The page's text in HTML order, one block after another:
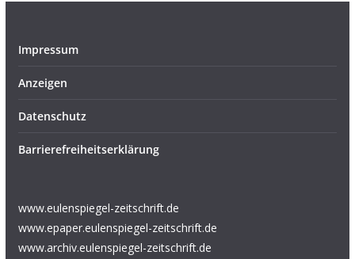
Impressum
Anzeigen
Datenschutz
Barrierefreiheitserklärung
www.eulenspiegel-zeitschrift.de
www.epaper.eulenspiegel-zeitschrift.de
www.archiv.eulenspiegel-zeitschrift.de